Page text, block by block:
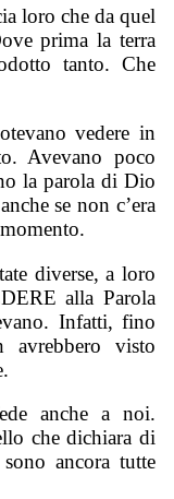
loro che da quel
prima la terra
tanto. Che
vedere in
Avevano poco
la parola di Dio
se non c’era
diverse, a loro
alla Parola
Infatti, fino
avrebbero visto
anche a noi.
che dichiara di
ancora tutte